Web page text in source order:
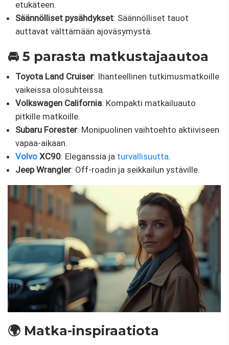
etukäteen.
Säännölliset pysähdykset: Säännölliset tauot
auttavat välttämään ajoväsymystä.
🚘 5 parasta matkustajaautoa
Toyota Land Cruiser: Ihanteellinen tutkimusmatkoille
vaikeissa olosuhteissa.
Volkswagen California: Kompakti matkailuauto
pitkille matkoille.
Subaru Forester: Monipuolinen vaihtoehto aktiiviseen
vapaa-aikaan.
Volvo XC90: Eleganssia ja turvallisuutta.
Jeep Wrangler: Off-roadin ja seikkailun ystäville.
🌍 Matka-inspiraatiota